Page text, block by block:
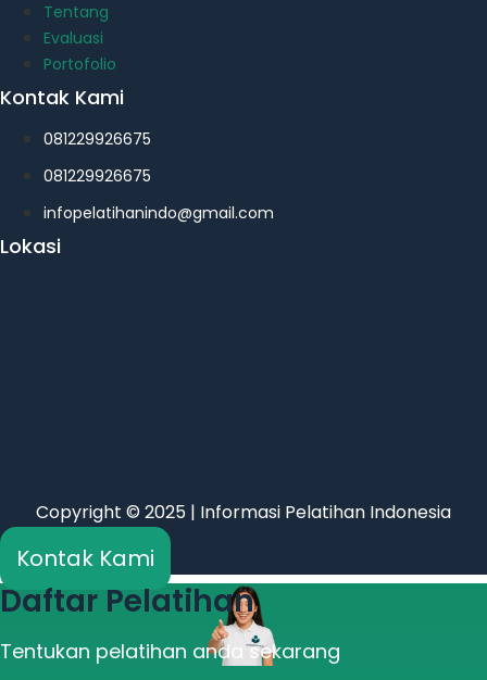
Tentang
Evaluasi
Portofolio
Kontak Kami
081229926675
081229926675
infopelatihanindo@gmail.com
Lokasi
Copyright © 2025 | Informasi Pelatihan Indonesia
Kontak Kami
Daftar Pelatihan
Tentukan pelatihan anda sekarang